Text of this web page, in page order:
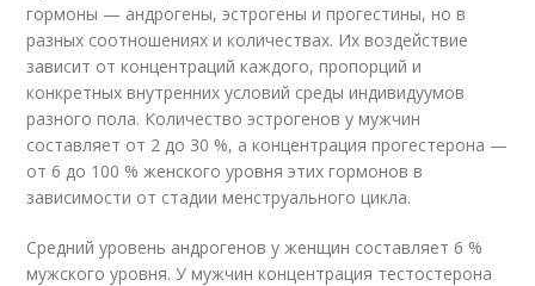
гормоны — андрогены, эс­трогены и прогестины, но в
разных соотношениях и количествах. Их воздей­ствие
зависит от концентраций каждого, пропорций и
конкретных внутренних условий среды индивидуумов
разного пола. Количество эстрогенов у мужчин
составляет от 2 до 30 %, а концентрация прогестерона —
от 6 до 100 % женско­го уровня этих гормонов в
зависимости от стадии менструального цикла.
Средний уровень андрогенов у женщин составляет 6 %
мужского уров­ня. У мужчин концентрация тестостерона